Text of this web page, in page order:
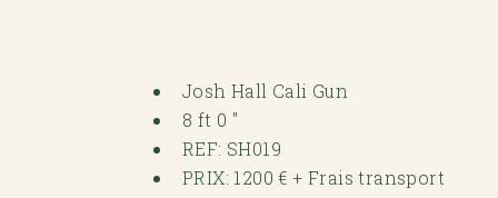
Josh Hall Cali Gun
8 ft 0 "
REF: SH019
PRIX: 1200 € + Frais transport